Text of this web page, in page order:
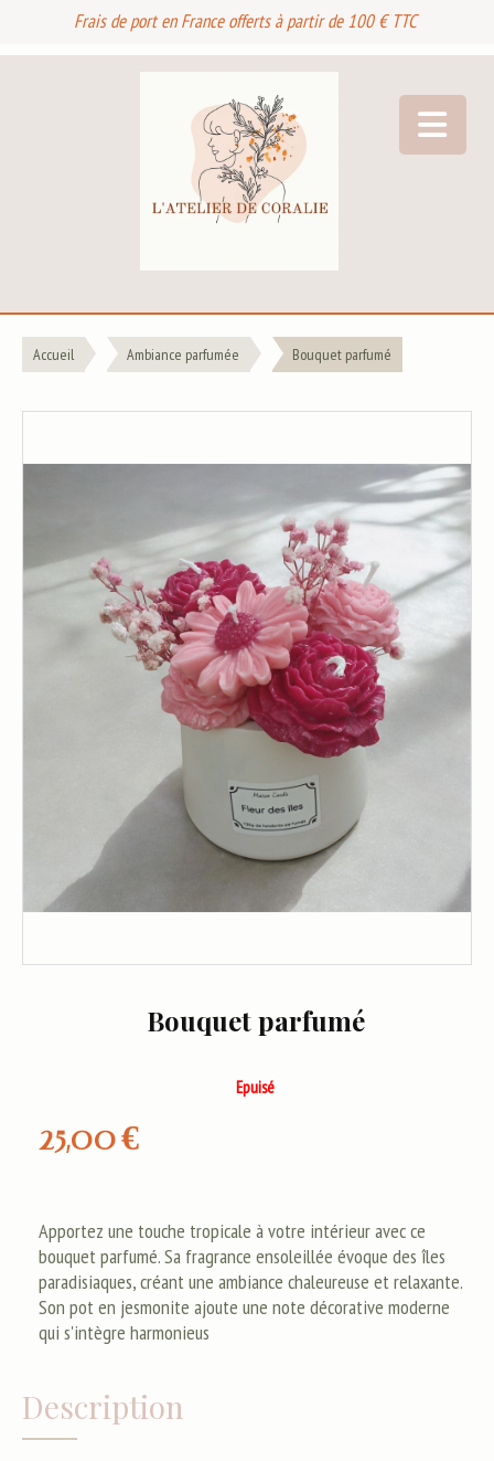
Frais de port en France offerts à partir de 100 € TTC
Accueil Ambiance parfumée Bouquet parfumé
Bouquet parfumé
25,00€
Epuisé
Apportez une touche tropicale à votre intérieur avec ce
bouquet parfumé. Sa fragrance ensoleillée évoque des îles
paradisiaques, créant une ambiance chaleureuse et relaxante.
Son pot en jesmonite ajoute une note décorative moderne
qui s'intègre harmonieus
Description